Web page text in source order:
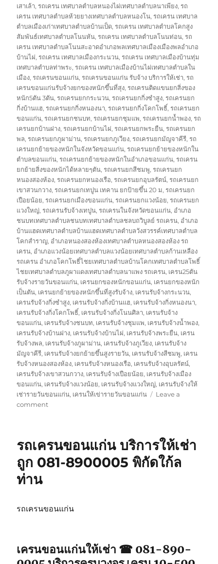
เสาเล้า,รถเครน เทศบาลตำบลหนองไผ่เทศบาลตำบลนาเพียง,รถ
เครน เทศบาลตำบลห้วยยางเทศบาลตำบลหนองโน,รถเครน เทศบาล
ตำบลเมืองเก่าเทศบาลตำบลบ้านเป็ด,รถเครน เทศบาลตำบลโคกสูง
สัมพันธ์เทศบาลตำบลโนนหัน,รถเครน เทศบาลตำบลโนนท่อน,รถ
เครน เทศบาลตำบลโนนสะอาดอำเภอพลเทศบาลเมืองเมืองพลอำเภอ
บ้านไผ่,รถเครน เทศบาลเมืองกระนวน,รถเครน เทศบาลเมืองบ้านทุ่ม
เทศบาลตำบลท่าพระ,รถเครน เทศบาลเมืองบ้านไผ่เทศบาลตำบลใน
เมือง,รถเครนขอนแก่น,รถเครนขอนแก่น รับจ้าง บริการให้เช่า,รถ
เครนขอนแก่นรับจ้างยกของหนักขึ้นที่สุง,รถเครนติดแขนยกสิ่งของ
หนัก5ตัน 3ตัน,รถเครนยกกระนวน,รถเครนยกกิ่งซำสูง,รถเครนยก
กิ่งบ้านแฮ,รถเครนยกกิ่งหนองนา,รถเครนยกกิ่งโคกโพธิ์,รถเครนยก
ขอนแก่น,รถเครนยกชนบท,รถเครนยกชุมแพ,รถเครนยกน้ำพอง,รถ
เครนยกบ้านฝาง,รถเครนยกบ้านไผ่,รถเครนยกพระยืน,รถเครนยก
พล,รถเครนยกภูผาม่าน,รถเครนยกภูเวียง,รถเครนยกมัญจาคีรี,รถ
เครนยกย้ายของหนักในจังหวัดขอนแก่น,รถเครนยกย้ายของหนักใน
ตำบลขอนแก่น,รถเครนยกย้ายของหนักในอำเภอขอนแก่น,รถเครน
ยกย้ายสิ่งของหนักได้หลายๆตัน,รถเครนยกสีชมพู,รถเครนยก
หนองสองห้อง,รถเครนยกหนองเรือ,รถเครนยกอุบลรัตน์,รถเครนยก
เขาสวนกวาง,รถเครนยกเทปูน เทคาน ยกป้ายขึ้น 20 ม,รถเครนยก
เปือยน้อย,รถเครนยกเมืองขอนแก่น,รถเครนยกแวงน้อย,รถเครนยก
แวงใหญ่,รถเครนรับจ้างเทปูน,รถเครนในจังหวัดขอนแก่น, อำเภอ
ชนบทเทศบาลตำบลชนบทเทศบาลตำบลชลบถวิบูลย์ รถเครน, อำเภอ
บ้านแฮดเทศบาลตำบลบ้านแฮดเทศบาลตำบลวังสวรรค์เทศบาลตำบล
โคกสำราญ, อำเภอหนองสองห้องเทศบาลตำบลหนองสองห้อง รถ
เครน, อำเภอแวงน้อยเทศบาลตำบลแวงน้อยเทศบาลตำบลก้านเหลือง
รถเครน อำเภอโคกโพธิ์ไชยเทศบาลตำบลบ้านโคกเทศบาลตำบลโพธิ์
ไชยเทศบาลตำบลภูผาแดงเทศบาลตำบลนาแพง รถเครน, เครน25ตัน
รับจ้างรายวันขอนแก่น, เครนยกของหนักขอนแก่น, เครนยกของหนัก
เป็นตัน, เครนยกย้ายของหนักขึ้นที่สูงรับจ้าง, เครนรับจ้างกระนวน,
เครนรับจ้างกิ่งซำสูง, เครนรับจ้างกิ่งบ้านแฮ, เครนรับจ้างกิ่งหนองนา,
เครนรับจ้างกิ่งโคกโพธิ์, เครนรับจ้างกิ่งโนนศิลา, เครนรับจ้าง
ขอนแก่น, เครนรับจ้างชนบท, เครนรับจ้างชุมแพ, เครนรับจ้างน้ำพอง,
เครนรับจ้างบ้านฝาง, เครนรับจ้างบ้านไผ่, เครนรับจ้างพระยืน, เครน
รับจ้างพล, เครนรับจ้างภูผาม่าน, เครนรับจ้างภูเวียง, เครนรับจ้าง
มัญจาคีรี, เครนรับจ้างยกย้ายขึ้นสูงรายวัน, เครนรับจ้างสีชมพู, เครน
รับจ้างหนองสองห้อง, เครนรับจ้างหนองเรือ, เครนรับจ้างอุบลรัตน์,
เครนรับจ้างเขาสวนกวาง, เครนรับจ้างเปือยน้อย, เครนรับจ้างเมือง
ขอนแก่น, เครนรับจ้างแวงน้อย, เครนรับจ้างแวงใหญ่, เครนรับจ้างให้
เช่ารายวันขอนแก่น, เครนให้เข่ารายวันขอนแก่น
Leave a
commenton
เช่า
รถ
ฉัน
รถเครนขอนแก่น บริการให้เช่า
ถูก 081-8900005 พิกัดใก้ล
ท่าน
รถเครนขอนแก่น
เครนขอนแก่นให้เช่า ☎ 081-890-